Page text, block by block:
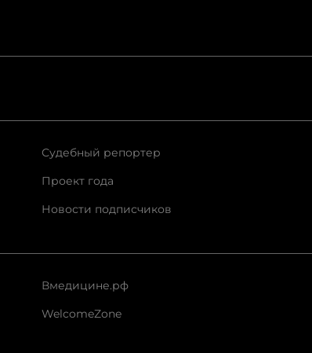
Судебный репортер
Проект года
Новости подписчиков
Вмедицине.рф
WelcomeZone